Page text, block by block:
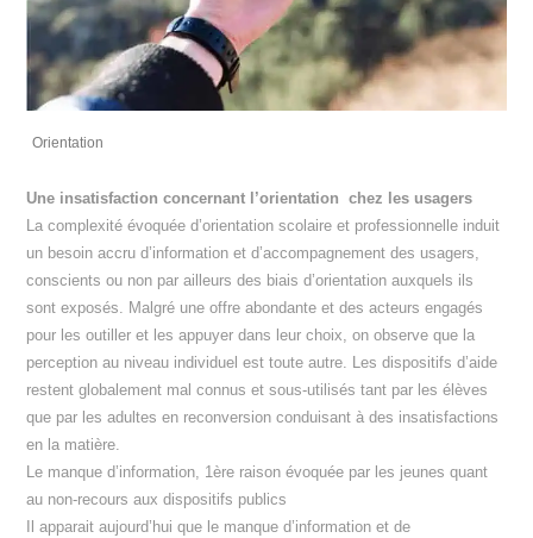
Orientation
Une insatisfaction concernant l’orientation chez les usagers
La complexité évoquée d’orientation scolaire et professionnelle induit
un besoin accru d’information et d’accompagnement des usagers,
conscients ou non par ailleurs des biais d’orientation auxquels ils
sont exposés. Malgré une offre abondante et des acteurs engagés
pour les outiller et les appuyer dans leur choix, on observe que la
perception au niveau individuel est toute autre. Les dispositifs d’aide
restent globalement mal connus et sous-utilisés tant par les élèves
que par les adultes en reconversion conduisant à des insatisfactions
en la matière.
Le manque d’information, 1ère raison évoquée par les jeunes quant
au non-recours aux dispositifs publics
Il apparait aujourd’hui que le manque d’information et de